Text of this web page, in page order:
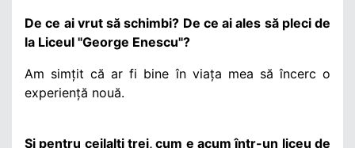
De ce ai vrut să schimbi? De ce ai ales să pleci de
la Liceul "George Enescu"?
Am simțit că ar fi bine în viața mea să încerc o
experiență nouă.
Și pentru ceilalți trei, cum e acum într-un liceu de